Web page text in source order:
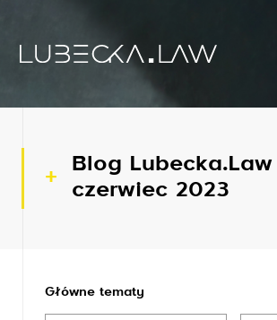
Blog Lubecka.Law
czerwiec 2023
Główne tematy